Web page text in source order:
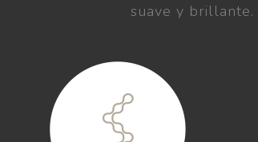
suave y brillante.